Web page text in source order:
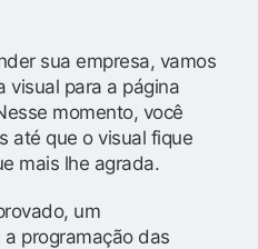
sua empresa, vamos
visual para a página
momento, você
até que o visual fique
mais lhe agrada.
um
programação das